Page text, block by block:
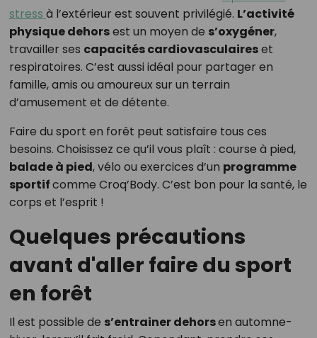
stress à l’extérieur est souvent privilégié. L’activité
physique dehorsest un moyen de s’oxygéner,
travailler ses capacités cardiovasculaireset
respiratoires. C’est aussi idéal pour partager en
famille, amis ou amoureux sur un terrain
d’amusement et de détente.
Faire du sport en forêt peut satisfaire tous ces
besoins. Choisissez ce qu’il vous plaît : course à pied,
balade à pied, vélo ou exercices d’un programme
sportifcomme Croq’Body. C’est bon pour la santé, le
corps et l’esprit !
Quelques précautions
avant d'aller faire du sport
en forêt
Il est possible de s’entrainer dehorsen automne-